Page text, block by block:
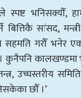
स्पष्ट भनिसक्यौँ,
बित्तिकै सांसद,
सहमति गरौँ भनेर
कालखण्डमा
उच्चस्तरीय
छौँ ।’